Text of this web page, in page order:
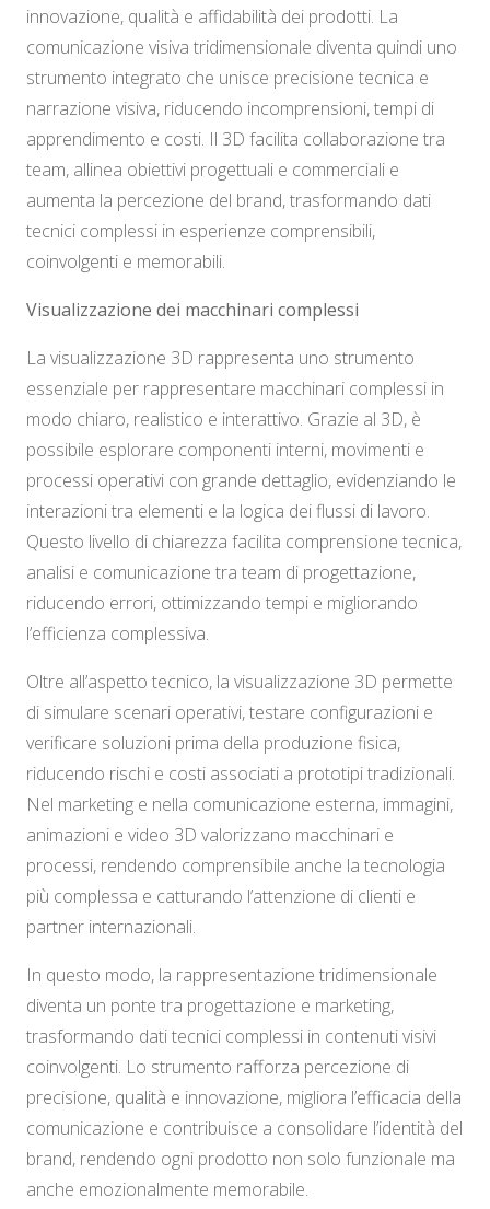
innovazione, qualità e affidabilità dei prodotti. La
comunicazione visiva tridimensionale diventa quindi uno
strumento integrato che unisce precisione tecnica e
narrazione visiva, riducendo incomprensioni, tempi di
apprendimento e costi. Il 3D facilita collaborazione tra
team, allinea obiettivi progettuali e commerciali e
aumenta la percezione del brand, trasformando dati
tecnici complessi in esperienze comprensibili,
coinvolgenti e memorabili.
Visualizzazione dei macchinari complessi
La visualizzazione 3D rappresenta uno strumento
essenziale per rappresentare macchinari complessi in
modo chiaro, realistico e interattivo. Grazie al 3D, è
possibile esplorare componenti interni, movimenti e
processi operativi con grande dettaglio, evidenziando le
interazioni tra elementi e la logica dei flussi di lavoro.
Questo livello di chiarezza facilita comprensione tecnica,
analisi e comunicazione tra team di progettazione,
riducendo errori, ottimizzando tempi e migliorando
l’efficienza complessiva.
Oltre all’aspetto tecnico, la visualizzazione 3D permette
di simulare scenari operativi, testare configurazioni e
verificare soluzioni prima della produzione fisica,
riducendo rischi e costi associati a prototipi tradizionali.
Nel marketing e nella comunicazione esterna, immagini,
animazioni e video 3D valorizzano macchinari e
processi, rendendo comprensibile anche la tecnologia
più complessa e catturando l’attenzione di clienti e
partner internazionali.
In questo modo, la rappresentazione tridimensionale
diventa un ponte tra progettazione e marketing,
trasformando dati tecnici complessi in contenuti visivi
coinvolgenti. Lo strumento rafforza percezione di
precisione, qualità e innovazione, migliora l’efficacia della
comunicazione e contribuisce a consolidare l’identità del
brand, rendendo ogni prodotto non solo funzionale ma
anche emozionalmente memorabile.